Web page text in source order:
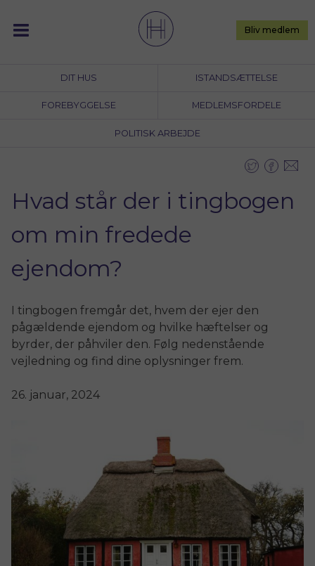
content
DIT HUS ISTANDSÆTTELSE
FOREBYGGELSE MEDLEMSFORDELE
POLITISK ARBEJDE
Bliv medlem
Hvad står der i tingbogen
om min fredede
ejendom?
I tingbogen fremgår det, hvem der ejer den
pågældende ejendom og hvilke hæftelser og
byrder, der påhviler den. Følg nedenstående
vejledning og find dine oplysninger frem.
26. januar, 2024